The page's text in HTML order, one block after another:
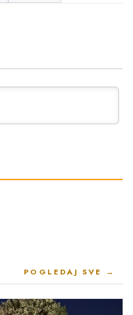
POGLEDAJ SVE →